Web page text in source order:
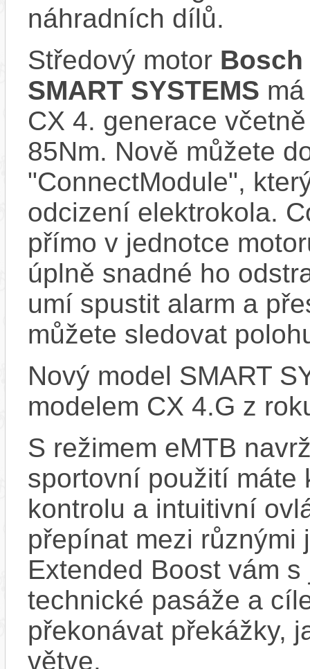
náhradních dílů.
Středový motor Bosch
SMART SYSTEMS
CX 4. generace
85Nm. Nově můžete
"ConnectModule",
odcizení elektrokola.
přímo v jednotce
úplně snadné ho
umí spustit alarm a
můžete sledovat
Nový model SMART
modelem CX 4.G z
S režimem eMTB
sportovní použití máte
kontrolu a intuitivní
přepínat mezi různými
Extended Boost vám
technické pasáže a
překonávat překážky,
větve.